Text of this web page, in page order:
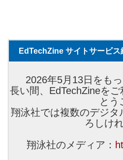
EdTechZine サイトサービス
2026年5月13日をも
長い間、EdTechZineを
とう
翔泳社では複数のデジ
ろしけ
翔泳社のメディア：